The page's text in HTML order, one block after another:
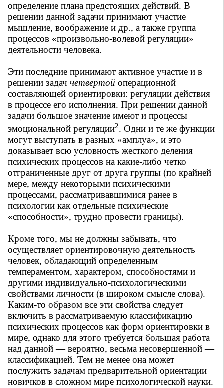
определение плана предстоящих действий. В
решении данной задачи принимают участие
мышление, воображение и др., а также группа
процессов «произвольно-волевой регуляции»
деятельности человека.
Эти последние принимают активное участие и в
решении задач четвертой операционной
составляющей ориентировки: регуляции действия
в процессе его исполнения. При решении данной
задачи большое значение имеют и процессы
эмоциональной регуляции2. Одни и те же функции
могут выступать в разных «амплуа», и это
доказывает всю условность жесткого деления
психических процессов на какие-либо четко
отграниченные друг от друга группы (по крайней
мере, между некоторыми психическими
процессами, рассматривавшимися ранее в
психологии как отдельные психические
«способности», трудно провести границы).
Кроме того, мы не должны забывать, что
осуществляет ориентировочную деятельность
человек, обладающий определенным
темпераментом, характером, способностями и
другими индивидуально-психологическими
свойствами личности (в широком смысле слова).
Каким-то образом все эти свойства следует
включить в рассматриваемую классификацию
психических процессов как форм ориентировки в
мире, однако для этого требуется большая работа
над данной — вероятно, весьма несовершенной —
классификацией. Тем не менее она может
послужить задачам предварительной ориентации
новичков в сложном мире психологической науки.